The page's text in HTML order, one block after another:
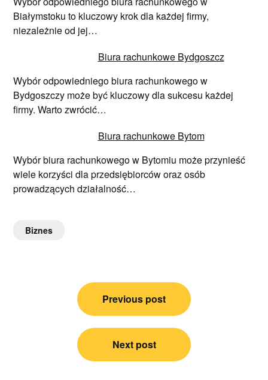
Białymstoku to kluczowy krok dla każdej firmy,
niezależnie od jej…
Biura rachunkowe Bydgoszcz
Wybór odpowiedniego biura rachunkowego w
Bydgoszczy może być kluczowy dla sukcesu każdej
firmy. Warto zwrócić…
Biura rachunkowe Bytom
Wybór biura rachunkowego w Bytomiu może przynieść
wiele korzyści dla przedsiębiorców oraz osób
prowadzących działalność…
Biznes
Nawigacja
Previous post
Next post